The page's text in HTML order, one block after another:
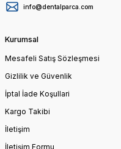
info@dentalparca.com
Kurumsal
Mesafeli Satış Sözleşmesi
Gizlilik ve Güvenlik
İptal İade Koşullari
Kargo Takibi
İletişim
İletişim Formu